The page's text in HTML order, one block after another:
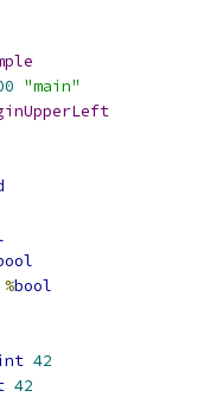
"main"
%bool
42
42